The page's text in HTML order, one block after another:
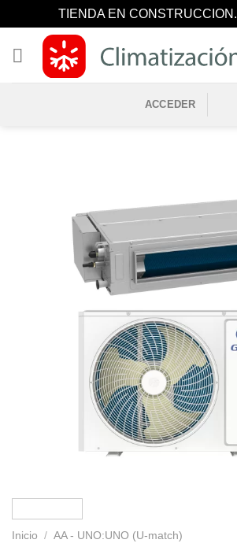
TIENDA EN CONSTRUCCION.
contenido
ACCEDER
Inicio / AA - UNO:UNO (U-match)